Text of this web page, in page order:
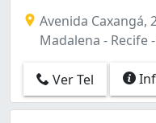
San Martin (2)
Santo Amaro (18)
Soledade (2)
São José (13)
Tamarineira (1)
Avenida Caxangá,
Madalena - Recife -
Ver Tel